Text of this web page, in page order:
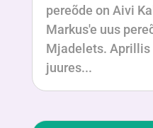
pereõde on Aivi
Markus'e uus
Mjadelets. Aprillis
juures...